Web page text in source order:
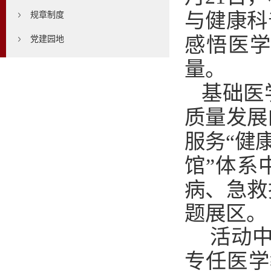
规章制度
党建园地
与健康
感悟医
量。
基础医
质量发
服务“健
馆”体系
病、急
题展区。
活动
专任医